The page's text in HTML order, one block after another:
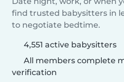
find trusted babysitters in
to negotiate bedtime.
4,551 active babysitters
All members complete
verification